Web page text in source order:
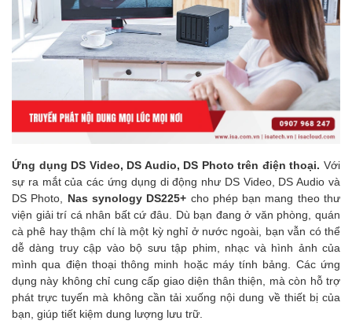
Ứng dụng DS Video, DS Audio, DS Photo trên điện thoại. Với
sự ra mắt của các ứng dụng di động như DS Video, DS Audio và
DS Photo, Nas synology DS225+ cho phép bạn mang theo thư
viện giải trí cá nhân bất cứ đâu. Dù bạn đang ở văn phòng, quán
cà phê hay thậm chí là một kỳ nghỉ ở nước ngoài, bạn vẫn có thể
dễ dàng truy cập vào bộ sưu tập phim, nhạc và hình ảnh của
mình qua điện thoại thông minh hoặc máy tính bảng. Các ứng
dụng này không chỉ cung cấp giao diện thân thiện, mà còn hỗ trợ
phát trực tuyến mà không cần tải xuống nội dung về thiết bị của
bạn, giúp tiết kiệm dung lượng lưu trữ.